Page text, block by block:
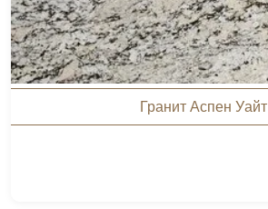
Гранит Аспен Уайт